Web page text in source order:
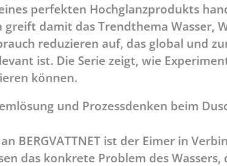
perfekten Hochglanzprodukts
greift damit das Trendthema Wasser,
reduzieren auf, das global und
ist. Die Serie zeigt, wie
können.
und Prozessdenken beim
BERGVATTNET ist der Eimer in
das konkrete Problem des